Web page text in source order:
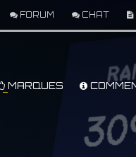
FORUM CHAT
MARQUES